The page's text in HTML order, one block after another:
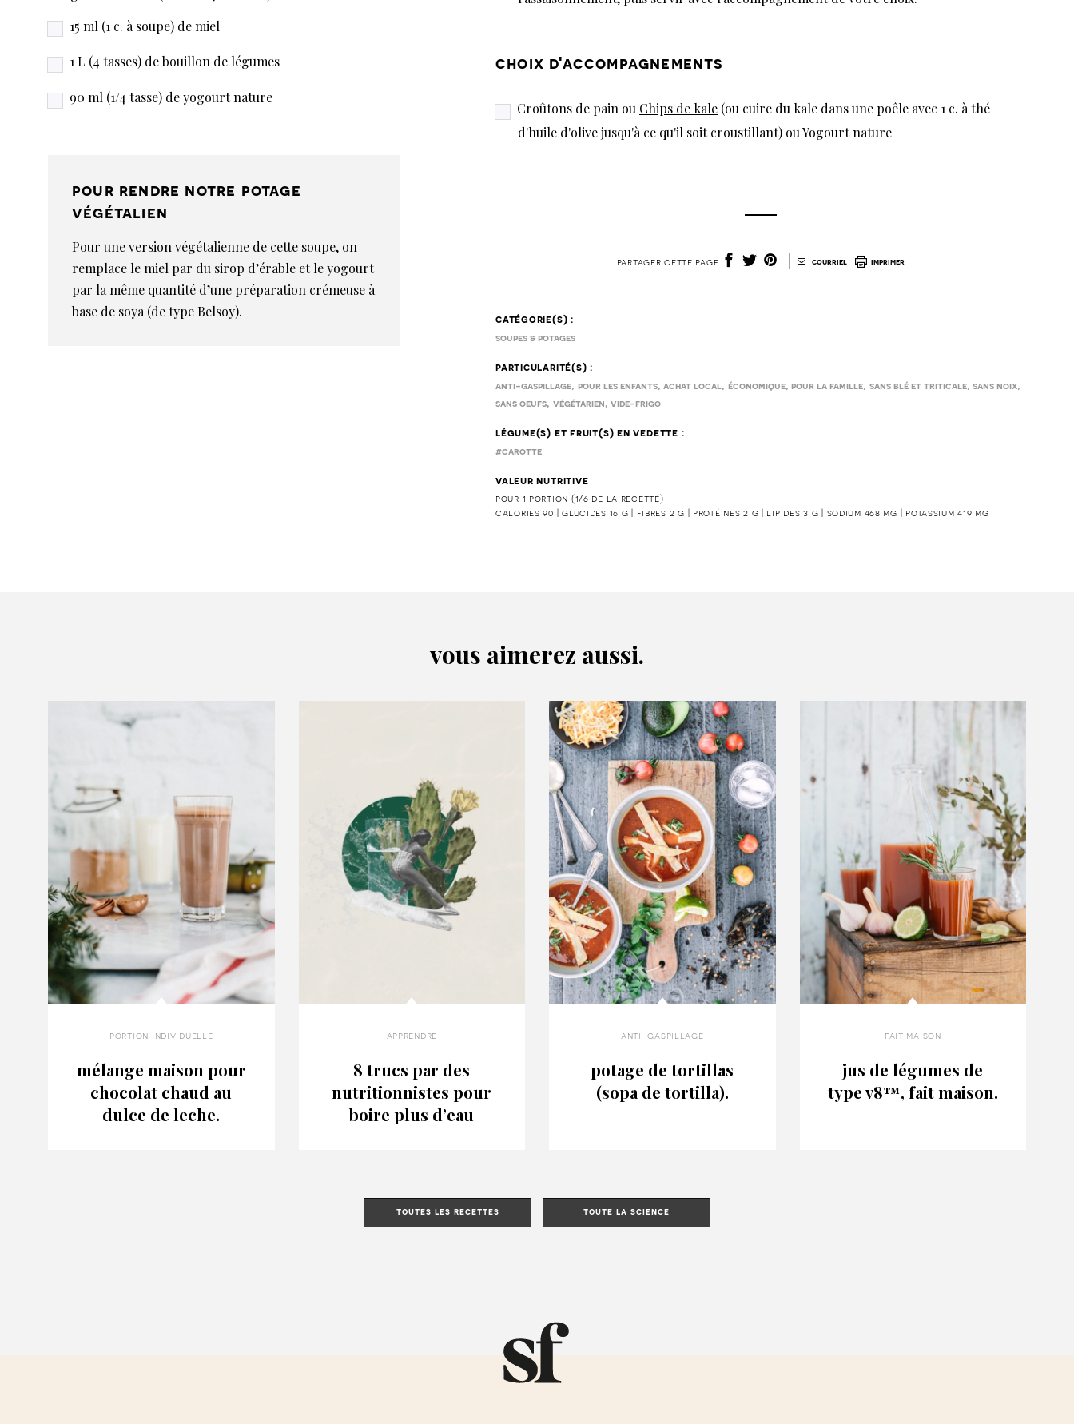
15 ml (1 c. à soupe) de miel
1 L (4 tasses) de bouillon de légumes
90 ml (1/4 tasse) de yogourt nature
pour rendre notre potage
végétalien
Pour une version végétalienne de cette soupe, on
remplace le miel par du sirop d’érable et le yogourt
par la même quantité d’une préparation crémeuse à
base de soya (de type Belsoy).
choix d'accompagnements
Croûtons de pain ou Chips de kale (ou cuire du kale dans une poêle avec 1 c. à thé
d'huile d'olive jusqu'à ce qu'il soit croustillant) ou Yogourt nature
partager cette page courriel imprimer
catégorie(s) :
soupes & potages
particularité(s) :
anti-gaspillage, pour les enfants,achat local, économique,pour la famille, sans blé et triticale,sans noix,
sans oeufs, végétarien,vide-frigo
légume(s) et fruit(s) en vedette :
#carotte
valeur nutritive
pour 1 portion (1/6 de la recette)
calories 90 | glucides 16 g | fibres 2 g | protéines 2 g | lipides 3 g | sodium 468 mg | potassium 419 mg
vous aimerez aussi.
portion individuelle
mélange maison pour
chocolat chaud au
dulce de leche.
apprendre
8 trucs par des
nutritionnistes pour
boire plus d’eau
anti-gaspillage
potage de tortillas
(sopa de tortilla).
fait maison
jus de légumes de
type v8™, fait maison.
toutes les recettes toute la science